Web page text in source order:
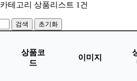
카테고리 상품리스트 1건
초기화
상품코
드
이미지